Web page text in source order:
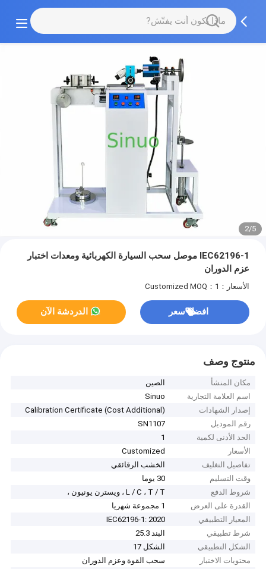
2/5
IEC62196-1 موصل سحب السيارة الكهربائية ومعدات اختبار
عزم الدوران
الأسعار：Customized MOQ：1
افضل سعر الدردشة الآن
منتوج وصف
مكان المنشأ
الصين
اسم العلامة التجارية
Sinuo
إصدار الشهادات
Calibration Certificate (Cost Additional)
رقم الموديل
SN1107
الحد الأدنى لكمية
1
الأسعار
Customized
تفاصيل التغليف
الخشب الرقائقي
وقت التسليم
30 يوما
شروط الدفع
L / C ، T / T ، ويسترن يونيون ،
القدرة على العرض
1 مجموعة شهريا
المعيار التطبيقي
IEC62196-1: 2020
شرط تطبيقي
البند 25.3
الشكل التطبيقي
الشكل 17
محتويات الاختبار
سحب القوة وعزم الدوران